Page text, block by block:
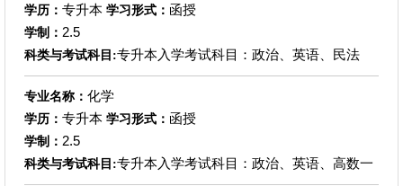
学历： 专升本 学习形式： 函授
学制： 2.5
科类与考试科目:专升本入学考试科目：政治、英语、民法
专业名称： 化学
学历： 专升本 学习形式： 函授
学制： 2.5
科类与考试科目:专升本入学考试科目：政治、英语、高数一